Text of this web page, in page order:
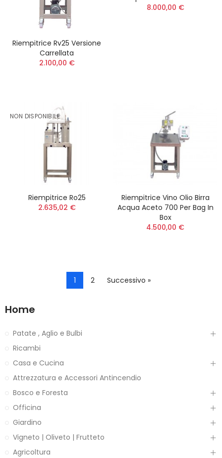
Riempitrice Rv25 Versione
Carrellata
2.100,00 €
8.000,00 €
NON DISPONIBILE
Riempitrice Ro25
2.635,02 €
Riempitrice Vino Olio Birra
Acqua Aceto 700 Per Bag In
Box
4.500,00 €
1 2 Successivo »
Home
Patate , Aglio e Bulbi
Ricambi
Casa e Cucina
Attrezzatura e Accessori Antincendio
Bosco e Foresta
Officina
Giardino
Vigneto | Oliveto | Frutteto
Agricoltura